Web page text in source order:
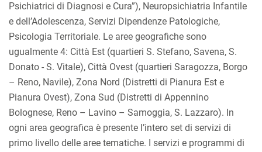
Psichiatrici di Diagnosi e Cura”), Neuropsichiatria Infantile
e dell’Adolescenza, Servizi Dipendenze Patologiche,
Psicologia Territoriale. Le aree geografiche sono
ugualmente 4: Città Est (quartieri S. Stefano, Savena, S.
Donato - S. Vitale), Città Ovest (quartieri Saragozza, Borgo
– Reno, Navile), Zona Nord (Distretti di Pianura Est e
Pianura Ovest), Zona Sud (Distretti di Appennino
Bolognese, Reno – Lavino – Samoggia, S. Lazzaro). In
ogni area geografica è presente l’intero set di servizi di
primo livello delle aree tematiche. I servizi e programmi di